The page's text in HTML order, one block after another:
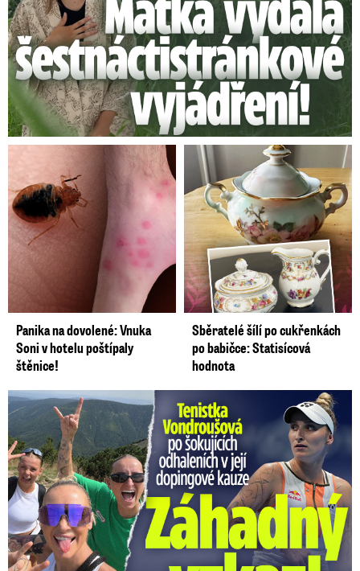
Panika na dovolené: Vnuka
Soni v hotelu poštípaly
štěnice!
Sběratelé šílí po cukřenkách
po babičce: Statisícová
hodnota
Vondroušová po šokujících odhaleních v kauze: Záhadný vzkaz!